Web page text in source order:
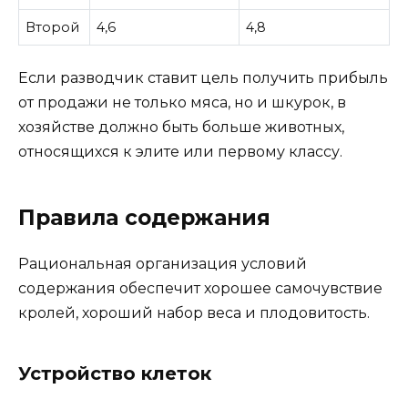
Второй 4,6 4,8
Если разводчик ставит цель получить прибыль
от продажи не только мяса, но и шкурок, в
хозяйстве должно быть больше животных,
относящихся к элите или первому классу.
Правила содержания
Рациональная организация условий
содержания обеспечит хорошее самочувствие
кролей, хороший набор веса и плодовитость.
Устройство клеток